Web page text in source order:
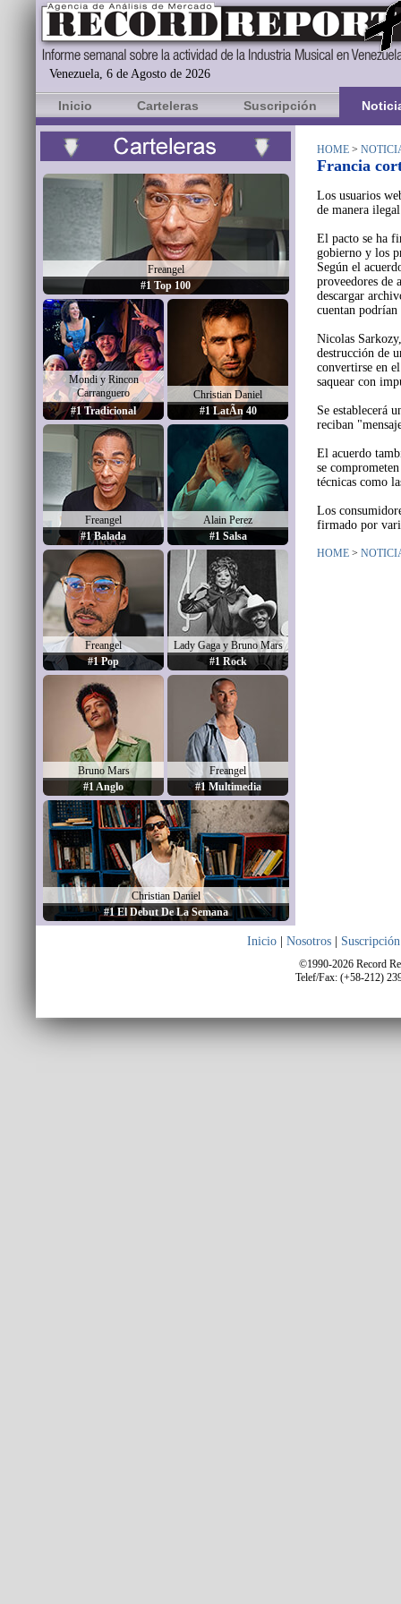
Venezuela, 6 de Agosto de 2026
Inicio Carteleras Suscripción
Freangel
#1 Top 100
Mondi y Rincon
Carranguero
#1 Tradicional
Christian Daniel
#1 LatÃ­n 40
Freangel
#1 Balada
Alain Perez
#1 Salsa
Freangel
#1 Pop
Lady Gaga y Bruno Mars
#1 Rock
Bruno Mars
#1 Anglo
Freangel
#1 Multimedia
Christian Daniel
#1 El Debut De La Semana
HOME >
Francia
Los usuarios
de manera
El pacto se ha
gobierno y los
Según el
proveedores de
descargar
cuentan podrían
Nicolas
destrucción de
convertirse en
saquear con
Se establecerá
reciban
El acuerdo
se
técnicas como
Los
firmado por
HOME >
Inicio Nosotros Suscripción
©1990-2026 Record
Telef/Fax: (+58-212)